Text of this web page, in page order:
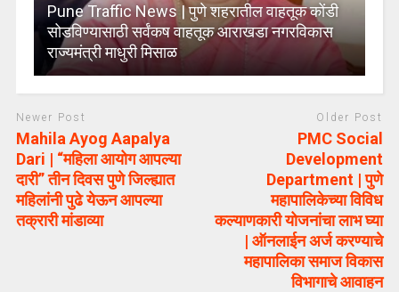
Pune Traffic News | पुणे शहरातील वाहतूक कोंडी
सोडविण्यासाठी सर्वंकष वाहतूक आराखडा नगरविकास
राज्यमंत्री माधुरी मिसाळ
Newer Post
Mahila Ayog Aapalya
Dari | “महिला आयोग आपल्या
दारी” तीन दिवस पुणे जिल्ह्यात
महिलांनी पुढे येऊन आपल्या
तक्रारी मांडाव्या
Older Post
PMC Social
Development
Department | पुणे
महापालिकेच्या विविध
कल्याणकारी योजनांचा लाभ घ्या
| ऑनलाईन अर्ज करण्याचे
महापालिका समाज विकास
विभागाचे आवाहन